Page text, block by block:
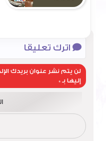
اترك تعليقا
لن يتم نشر عنوان بريدك
إليها بـ*